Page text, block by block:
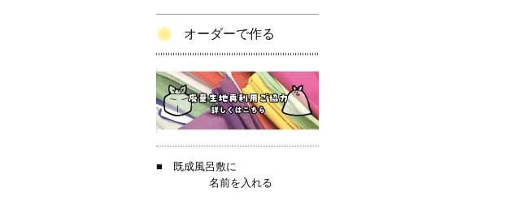
オーダーで作る
■ 既成風呂敷に
名前を入れる